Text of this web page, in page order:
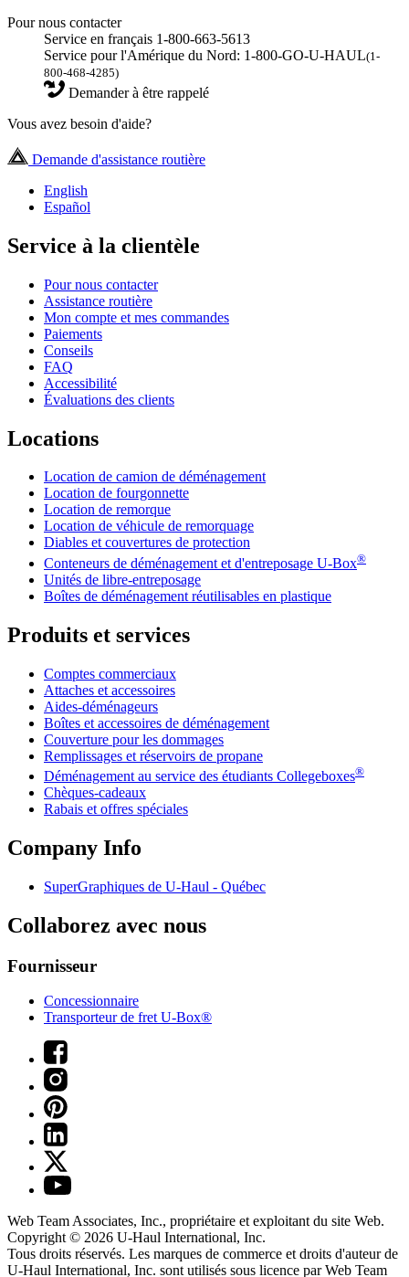
Pour nous contacter
Service en français 1-800-663-5613
Service pour l'Amérique du Nord: 1-800-GO-U-HAUL(1-
800-468-4285)
Demander à être rappelé
Vous avez besoin d'aide?
Demande d'assistance routière
English
Español
Service à la clientèle
Pour nous contacter
Assistance routière
Mon compte et mes commandes
Paiements
Conseils
FAQ
Accessibilité
Évaluations des clients
Locations
Location de camion de déménagement
Location de fourgonnette
Location de remorque
Location de véhicule de remorquage
Diables et couvertures de protection
Conteneurs de déménagement et d'entreposage U-Box®
Unités de libre-entreposage
Boîtes de déménagement réutilisables en plastique
Produits et services
Comptes commerciaux
Attaches et accessoires
Aides-déménageurs
Boîtes et accessoires de déménagement
Couverture pour les dommages
Remplissages et réservoirs de propane
Déménagement au service des étudiants Collegeboxes®
Chèques-cadeaux
Rabais et offres spéciales
Company Info
SuperGraphiques de U-Haul - Québec
Collaborez avec nous
Fournisseur
Concessionnaire
Transporteur de fret U-Box®
Web Team Associates, Inc., propriétaire et exploitant du site Web.
Copyright © 2026 U-Haul International, Inc.
Tous droits réservés. Les marques de commerce et droits d'auteur de
U-Haul International, Inc. sont utilisés sous licence par Web Team